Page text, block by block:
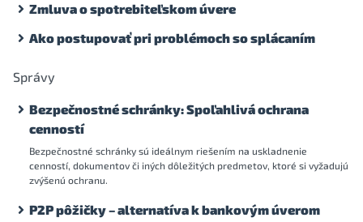
Zmluva o spotrebiteľskom úvere
Ako postupovať pri problémoch so splácaním
Správy
Bezpečnostné schránky: Spoľahlivá ochrana
cenností
Bezpečnostné schránky sú ideálnym riešením na uskladnenie
cenností, dokumentov či iných dôležitých predmetov, ktoré si vyžadujú
zvýšenú ochranu.
P2P pôžičky – alternatíva k bankovým úverom